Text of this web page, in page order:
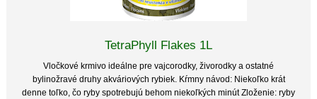
TetraPhyll Flakes 1L
Vločkové krmivo ideálne pre vajcorodky, živorodky a ostatné
bylinožravé druhy akváriových rybiek. Kŕmny návod: Niekoľko krát
denne toľko, čo ryby spotrebujú behom niekoľkých minút Zloženie: ryby